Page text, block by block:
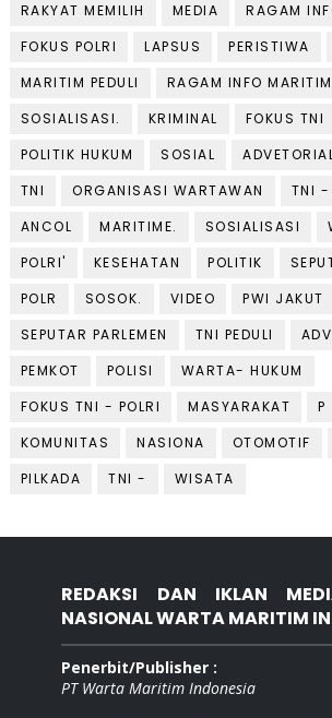
RAKYAT MEMILIH
MEDIA
RAGAM
FOKUS POLRI
LAPSUS PERISTIWA
MARITIM PEDULI
RAGAM INFO MARITIM
SOSIALISASI.
KRIMINAL FOKUS TNI
POLITIK HUKUM
SOSIAL
TNI
ORGANISASI WARTAWAN TNI -
ANCOL
MARITIME. SOSIALISASI
POLRI'
KESEHATAN POLITIK
POLR
SOSOK. VIDEO
PWI JAKUT
SEPUTAR PARLEMEN
TNI PEDULI
PEMKOT
POLISI
WARTA- HUKUM
FOKUS TNI - POLRI
MASYARAKAT P
KOMUNITAS
NASIONA OTOMOTIF
PILKADA
TNI - WISATA
REDAKSI DAN IKLAN
NASIONAL WARTA MARITIM
Penerbit/Publisher :
PT Warta Maritim Indonesia